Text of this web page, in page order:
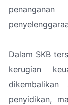
Dalam SKB
kerugian
dikembalikan
penyidikan,